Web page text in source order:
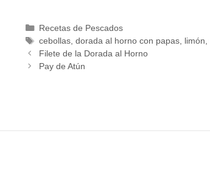
Recetas de Pescados
cebollas, dorada al horno con papas, limón,
Filete de la Dorada al Horno
Pay de Atún